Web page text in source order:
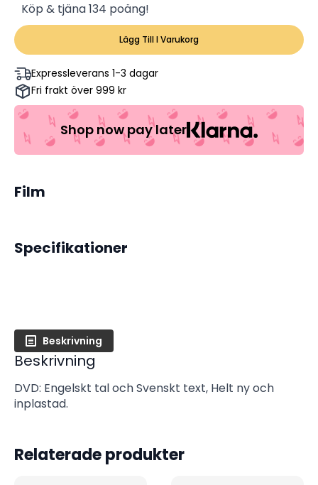
Köp & tjäna 134 poäng!
Lägg Till I Varukorg
Expressleverans 1-3 dagar
Fri frakt över 999 kr
Shop now pay later
Film
Specifikationer
Beskrivning
Beskrivning
DVD: Engelskt tal och Svenskt text, Helt ny och
inplastad.
Relaterade produkter